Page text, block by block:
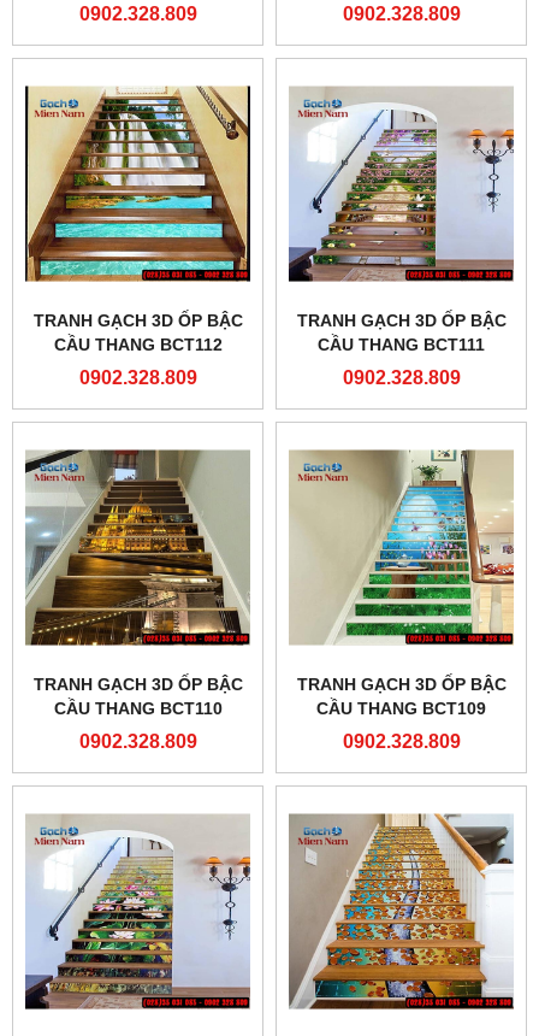
0902.328.809 0902.328.809
TRANH GẠCH 3D ỐP BẬC
CẦU THANG BCT112
0902.328.809
TRANH GẠCH 3D ỐP BẬC
CẦU THANG BCT111
0902.328.809
TRANH GẠCH 3D ỐP BẬC
CẦU THANG BCT110
0902.328.809
TRANH GẠCH 3D ỐP BẬC
CẦU THANG BCT109
0902.328.809